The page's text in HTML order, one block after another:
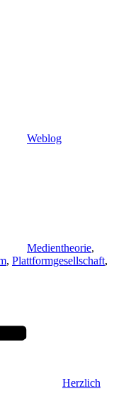
Weblog
Medientheorie,
, Plattformgesellschaft,
Herzlich